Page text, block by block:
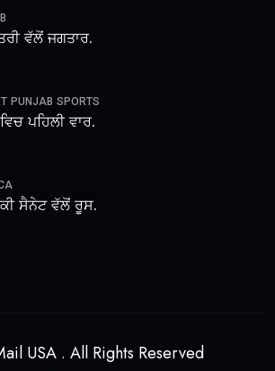
ਵੱਲੋਂ ਜਗਤਾਰ.
PUNJAB SPORTS
ਪਹਿਲੀ ਵਾਰ.
ਸੈਨੇਟ ਵੱਲੋਂ ਰੂਸ.
USA . All Rights Reserved